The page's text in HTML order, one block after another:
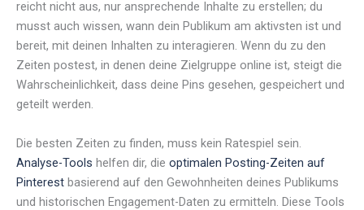
reicht nicht aus, nur ansprechende Inhalte zu erstellen; du
musst auch wissen, wann dein Publikum am aktivsten ist und
bereit, mit deinen Inhalten zu interagieren. Wenn du zu den
Zeiten postest, in denen deine Zielgruppe online ist, steigt die
Wahrscheinlichkeit, dass deine Pins gesehen, gespeichert und
geteilt werden.
Die besten Zeiten zu finden, muss kein Ratespiel sein.
Analyse-Tools helfen dir, die optimalen Posting-Zeiten auf
Pinterest basierend auf den Gewohnheiten deines Publikums
und historischen Engagement-Daten zu ermitteln. Diese Tools